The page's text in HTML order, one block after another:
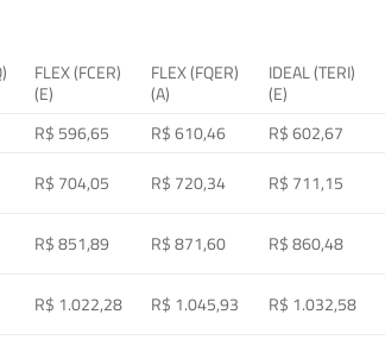
FLEX (FCER)
(E)
FLEX (FQER)
(A)
IDEAL (TERI)
(E)
R$ 596,65 R$ 610,46 R$ 602,67
R$ 704,05 R$ 720,34 R$ 711,15
R$ 851,89 R$ 871,60 R$ 860,48
R$ 1.022,28 R$ 1.045,93 R$ 1.032,58